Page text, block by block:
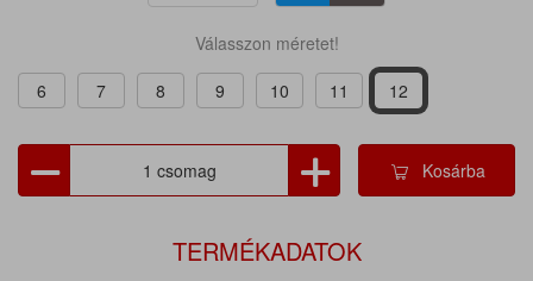
Válasszon méretet!
6
7 8 9 10 11 12
Kosárba
TERMÉKADATOK